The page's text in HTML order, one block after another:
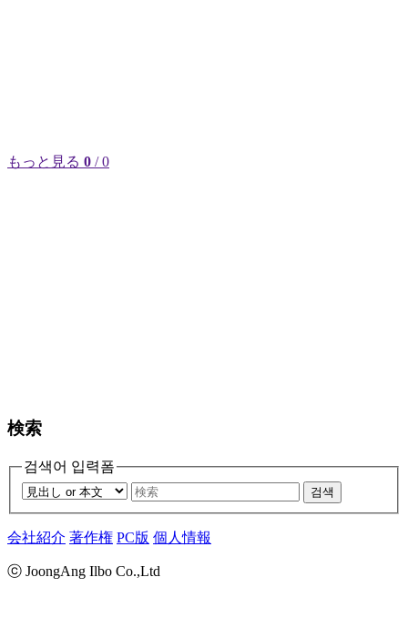
もっと見る 0 / 0
検索
검색어 입력폼
검색
会社紹介 著作権 PC版 個人情報
ⓒ JoongAng Ilbo Co.,Ltd